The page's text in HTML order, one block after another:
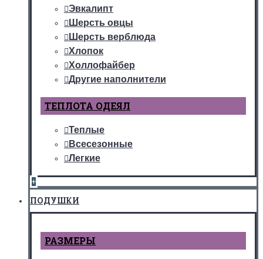
Эвкалипт
Шерсть овцы
Шерсть верблюда
Хлопок
Холлофайбер
Другие наполнители
ТЕПЛОТА ОДЕЯЛ
Теплые
Всесезонные
Легкие
+
ПОДУШКИ
РАЗМЕРЫ